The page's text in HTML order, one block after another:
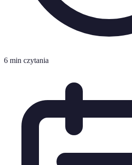
6 min czytania